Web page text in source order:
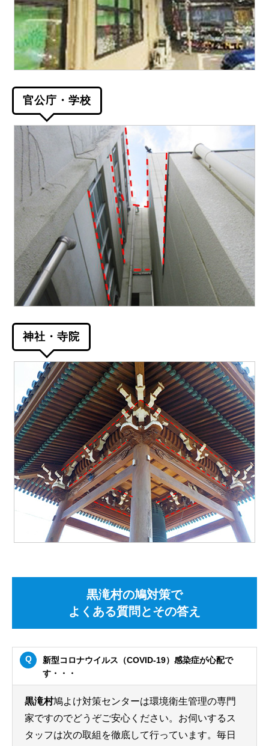
官公庁・学校
神社・寺院
黒滝村の鳩対策で
よくある質問とその答え
新型コロナウイルス（COVID-19）感染症が心配で
す・・・
黒滝村鳩よけ対策センターは環境衛生管理の専門
家ですのでどうぞご安心ください。お伺いするス
タッフは次の取組を徹底して行っています。毎日